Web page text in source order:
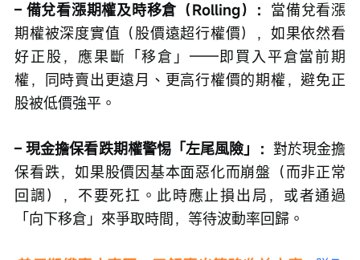
– 備兌看漲期權及時移倉（Rolling）： 當備兌看漲
期權被深度實值（股價遠超行權價），如果依然看
好正股，應果斷「移倉」——即買入平倉當前期
權，同時賣出更遠月、更高行權價的期權，避免正
股被低價強平。
– 現金擔保看跌期權警惕「左尾風險」： 對於現金擔
保看跌，如果股價因基本面惡化而崩盤（而非正常
回調），不要死扛。此時應止損出局，或者通過
「向下移倉」來爭取時間，等待波動率回歸。